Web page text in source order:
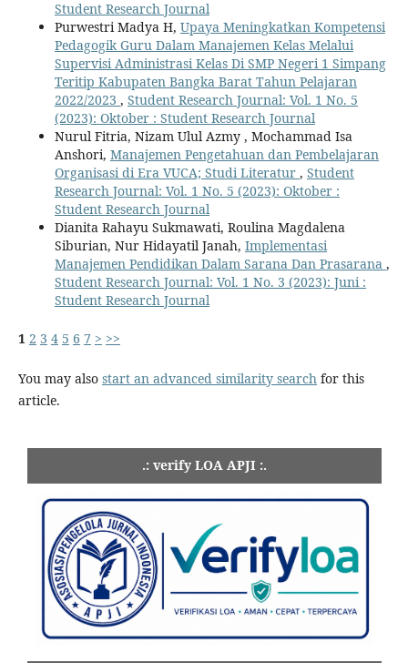
Student Research Journal
Purwestri Madya H, Upaya Meningkatkan Kompetensi
Pedagogik Guru Dalam Manajemen Kelas Melalui
Supervisi Administrasi Kelas Di SMP Negeri 1 Simpang
Teritip Kabupaten Bangka Barat Tahun Pelajaran
2022/2023 , Student Research Journal: Vol. 1 No. 5
(2023): Oktober : Student Research Journal
Nurul Fitria, Nizam Ulul Azmy , Mochammad Isa
Anshori, Manajemen Pengetahuan dan Pembelajaran
Organisasi di Era VUCA; Studi Literatur , Student
Research Journal: Vol. 1 No. 5 (2023): Oktober :
Student Research Journal
Dianita Rahayu Sukmawati, Roulina Magdalena
Siburian, Nur Hidayatil Janah, Implementasi
Manajemen Pendidikan Dalam Sarana Dan Prasarana ,
Student Research Journal: Vol. 1 No. 3 (2023): Juni :
Student Research Journal
1 2 3 4 5 6 7 > >>
You may also start an advanced similarity search for this
article.
.: verify LOA APJI :.